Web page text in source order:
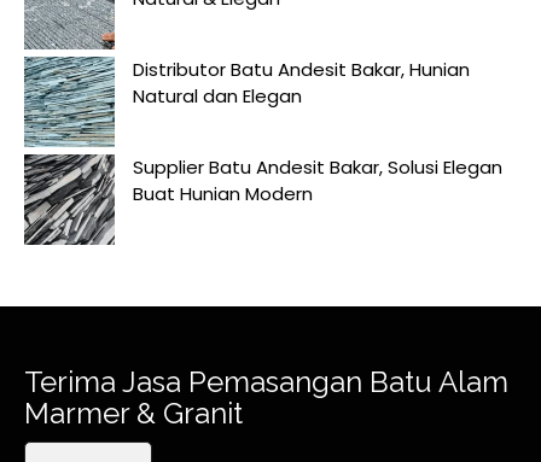
Distributor Batu Andesit Bakar, Hunian
Natural dan Elegan
Supplier Batu Andesit Bakar, Solusi Elegan
Buat Hunian Modern
Terima Jasa Pemasangan Batu Alam
Marmer & Granit